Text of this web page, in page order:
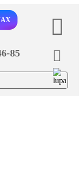
85